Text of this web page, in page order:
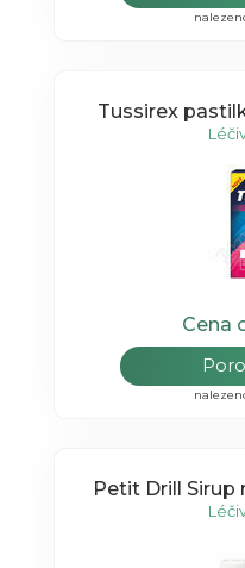
Tussirex
Cena
Petit Drill Sirup